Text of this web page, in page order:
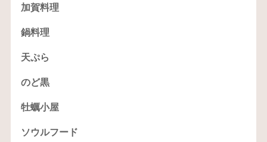
加賀料理
鍋料理
天ぷら
のど黒
牡蠣小屋
ソウルフード